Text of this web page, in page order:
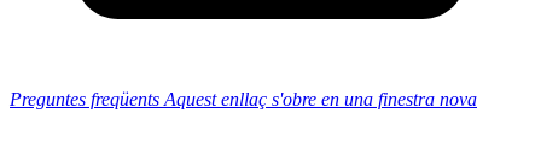
Preguntes freqüents Aquest enllaç s'obre en una finestra nova